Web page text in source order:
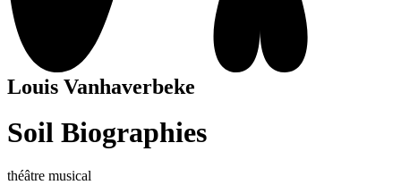
Louis Vanhaverbeke
Soil Biographies
théâtre musical